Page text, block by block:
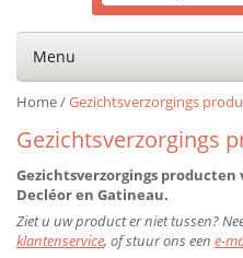
Menu
Home/Gezichtsverzorgings
Gezichtsverzorgings
Gezichtsverzorgings
Decléor en Gatineau.
Ziet u uw product er niet tussen?
klantenservice, of stuur ons een e-